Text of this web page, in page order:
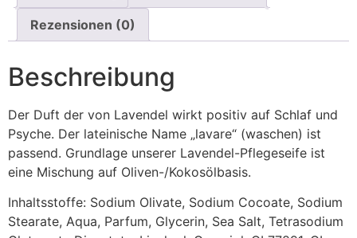
Rezensionen (0)
Beschreibung
Der Duft der von Lavendel wirkt positiv auf Schlaf und
Psyche. Der lateinische Name „lavare“ (waschen) ist
passend. Grundlage unserer Lavendel-Pflegeseife ist
eine Mischung auf Oliven-/Kokosölbasis.
Inhaltsstoffe: Sodium Olivate, Sodium Cocoate, Sodium
Stearate, Aqua, Parfum, Glycerin, Sea Salt, Tetrasodium